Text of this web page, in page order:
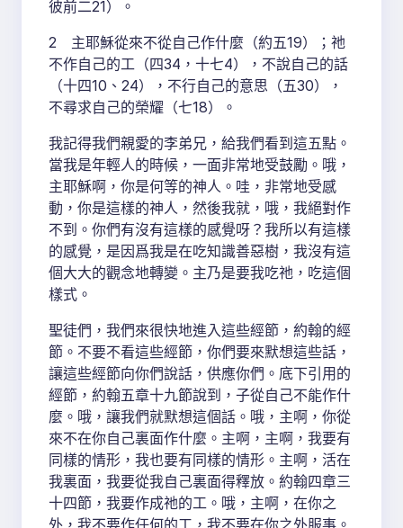
彼前二21）。
2 主耶穌從來不從自己作什麼（約五19）；祂
不作自己的工（四34，十七4），不說自己的話
（十四10、24），不行自己的意思（五30），
不尋求自己的榮耀（七18）。
我記得我們親愛的李弟兄，給我們看到這五點。
當我是年輕人的時候，一面非常地受鼓勵。哦，
主耶穌啊，你是何等的神人。哇，非常地受感
動，你是這樣的神人，然後我就，哦，我絕對作
不到。你們有沒有這樣的感覺呀？我所以有這樣
的感覺，是因爲我是在吃知識善惡樹，我沒有這
個大大的觀念地轉變。主乃是要我吃祂，吃這個
樣式。
聖徒們，我們來很快地進入這些經節，約翰的經
節。不要不看這些經節，你們要來默想這些話，
讓這些經節向你們說話，供應你們。底下引用的
經節，約翰五章十九節說到，子從自己不能作什
麼。哦，讓我們就默想這個話。哦，主啊，你從
來不在你自己裏面作什麼。主啊，主啊，我要有
同樣的情形，我也要有同樣的情形。主啊，活在
我裏面，我要從我自己裏面得釋放。約翰四章三
十四節，我要作成祂的工。哦，主啊，在你之